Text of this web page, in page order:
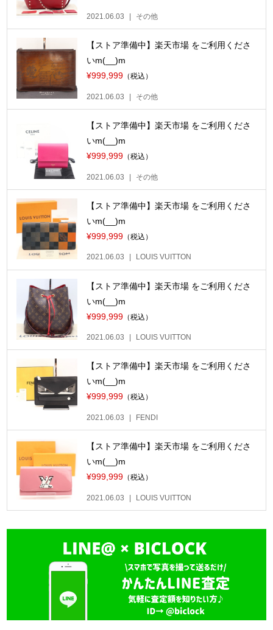
2021.06.03 その他
【ストア準備中】楽天市場 をご利用くださ
いm(__)m
¥999,999 （税込）
2021.06.03 その他
【ストア準備中】楽天市場 をご利用くださ
いm(__)m
¥999,999 （税込）
2021.06.03 その他
【ストア準備中】楽天市場 をご利用くださ
いm(__)m
¥999,999 （税込）
2021.06.03 LOUIS VUITTON
【ストア準備中】楽天市場 をご利用くださ
いm(__)m
¥999,999 （税込）
2021.06.03 LOUIS VUITTON
【ストア準備中】楽天市場 をご利用くださ
いm(__)m
¥999,999 （税込）
2021.06.03 FENDI
【ストア準備中】楽天市場 をご利用くださ
いm(__)m
¥999,999 （税込）
2021.06.03 LOUIS VUITTON